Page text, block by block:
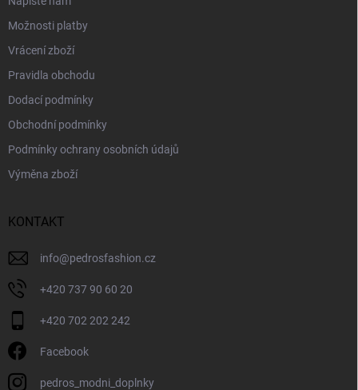
Možnosti platby
Vrácení zboží
Pravidla obchodu
Dodací podmínky
Obchodní podmínky
Podmínky ochrany osobních údajů
Výměna zboží
KONTAKT
info@pedrosfashion.cz
+420 737 90 60 20
+420 702 202 242
Facebook
pedros_modni_doplnky